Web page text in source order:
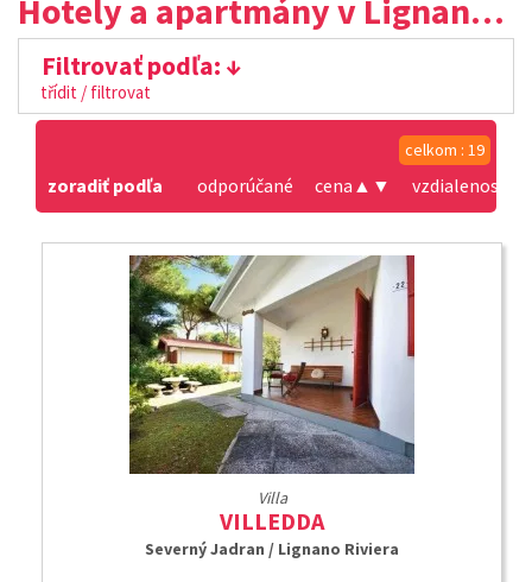
Hotely a apartmány v Lignano Riviera
Filtrovať podľa:
třídit / filtrovat
celkom : 19
zoradiť podľa odporúčané cena ▲ ▼ vzdialenosť
Villa
VILLEDDA
Severný Jadran / Lignano Riviera